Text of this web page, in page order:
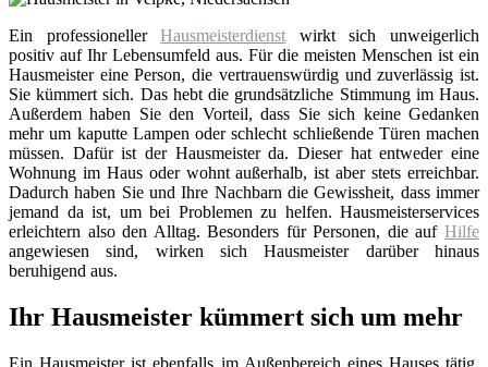
Ein professionellerHausmeisterdienst wirkt sich unweigerlich
positiv auf Ihr Lebensumfeld aus. Für die meisten Menschen ist ein
Hausmeister eine Person, die vertrauenswürdig und zuverlässig ist.
Sie kümmert sich. Das hebt die grundsätzliche Stimmung im Haus.
Außerdem haben Sie den Vorteil, dass Sie sich keine Gedanken
mehr um kaputte Lampen oder schlecht schließende Türen machen
müssen. Dafür ist der Hausmeister da. Dieser hat entweder eine
Wohnung im Haus oder wohnt außerhalb, ist aber stets erreichbar.
Dadurch haben Sie und Ihre Nachbarn die Gewissheit, dass immer
jemand da ist, um bei Problemen zu helfen. Hausmeisterservices
erleichtern also den Alltag. Besonders für Personen, die auf Hilfe
angewiesen sind, wirken sich Hausmeister darüber hinaus
beruhigend aus.
Ihr Hausmeister kümmert sich um mehr
Ein Hausmeister ist ebenfalls im Außenbereich eines Hauses tätig.